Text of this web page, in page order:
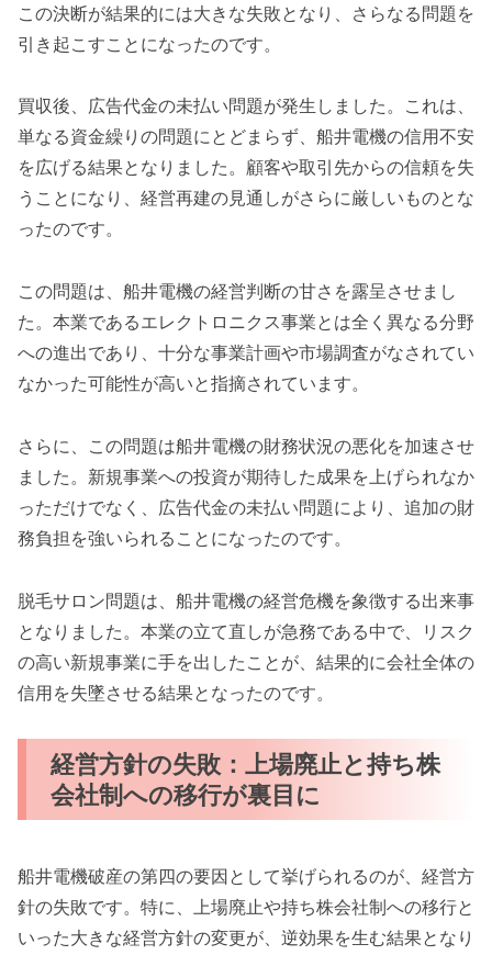
この決断が結果的には大きな失敗となり、さらなる問題を
引き起こすことになったのです。
買収後、広告代金の未払い問題が発生しました。これは、
単なる資金繰りの問題にとどまらず、船井電機の信用不安
を広げる結果となりました。顧客や取引先からの信頼を失
うことになり、経営再建の見通しがさらに厳しいものとな
ったのです。
この問題は、船井電機の経営判断の甘さを露呈させまし
た。本業であるエレクトロニクス事業とは全く異なる分野
への進出であり、十分な事業計画や市場調査がなされてい
なかった可能性が高いと指摘されています。
さらに、この問題は船井電機の財務状況の悪化を加速させ
ました。新規事業への投資が期待した成果を上げられなか
っただけでなく、広告代金の未払い問題により、追加の財
務負担を強いられることになったのです。
脱毛サロン問題は、船井電機の経営危機を象徴する出来事
となりました。本業の立て直しが急務である中で、リスク
の高い新規事業に手を出したことが、結果的に会社全体の
信用を失墜させる結果となったのです。
経営方針の失敗：上場廃止と持ち株
会社制への移行が裏目に
船井電機破産の第四の要因として挙げられるのが、経営方
針の失敗です。特に、上場廃止や持ち株会社制への移行と
いった大きな経営方針の変更が、逆効果を生む結果となり